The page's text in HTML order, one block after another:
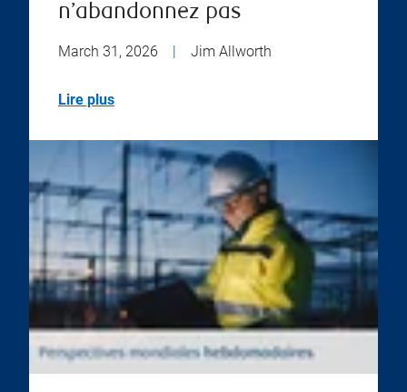
n’abandonnez pas
March 31, 2026 | Jim Allworth
Lire plus